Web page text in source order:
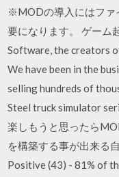
※MODの導入にはファ
要になります。 ゲーム
Software, the creators
We have been in the
selling hundreds of
Steel truck simulator
楽しもうと思ったら
を構築する事が出来る
Positive (43) - 81% of